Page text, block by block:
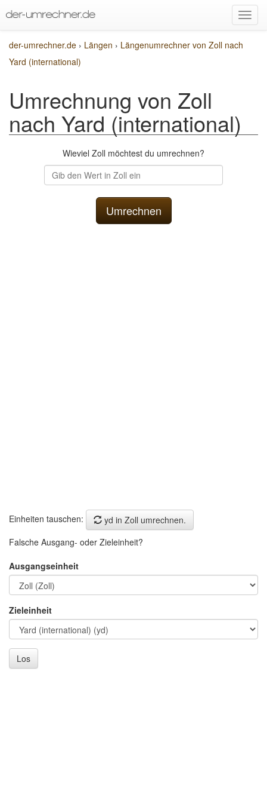
der-umrechner.de › Längen › Längenumrechner von Zoll nach
Yard (international)
Umrechnung von Zoll
nach Yard (international)
Wieviel Zoll möchtest du umrechnen?
Einheiten tauschen:
yd in Zoll umrechnen.
Falsche Ausgang- oder Zieleinheit?
Ausgangseinheit
Zieleinheit
Los